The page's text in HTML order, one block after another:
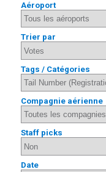
Aéroport
Trier par
Tags / Catégories
Compagnie aérienne
Staff picks
Date